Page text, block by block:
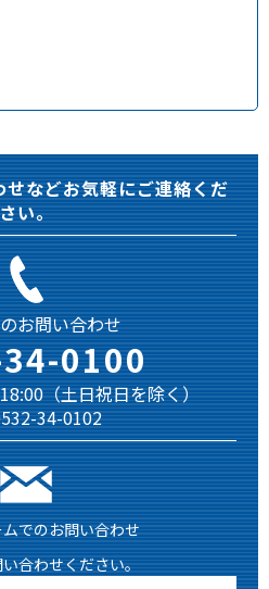
などお気軽にご連絡くだ
い。
お問い合わせ
0100
（土日祝日を除く）
34-0102
でのお問い合わせ
合わせください。